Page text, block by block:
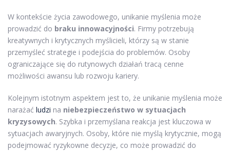
W kontekście życia zawodowego, unikanie myślenia może
prowadzić do braku innowacyjności. Firmy potrzebują
kreatywnych i krytycznych myślicieli, którzy są w stanie
przemyśleć strategie i podejścia do problemów. Osoby
ograniczające się do rutynowych działań tracą cenne
możliwości awansu lub rozwoju kariery.
Kolejnym istotnym aspektem jest to, że unikanie myślenia może
narażać ludzi na niebezpieczeństwo w sytuacjach
kryzysowych. Szybka i przemyślana reakcja jest kluczowa w
sytuacjach awaryjnych. Osoby, które nie myślą krytycznie, mogą
podejmować ryzykowne decyzje, co może prowadzić do